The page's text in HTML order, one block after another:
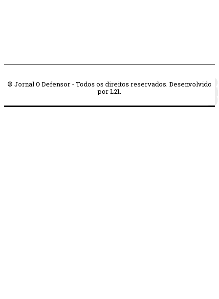
© Jornal O Defensor - Todos os direitos reservados. Desenvolvido
por L21.